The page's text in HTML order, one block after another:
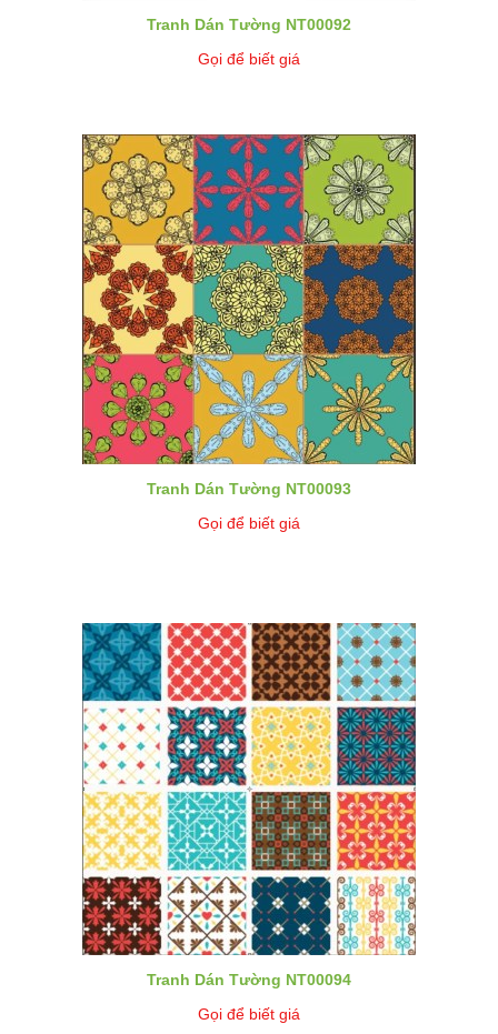
Tranh Dán Tường NT00092
Gọi để biết giá
Tranh Dán Tường NT00093
Gọi để biết giá
Tranh Dán Tường NT00094
Gọi để biết giá